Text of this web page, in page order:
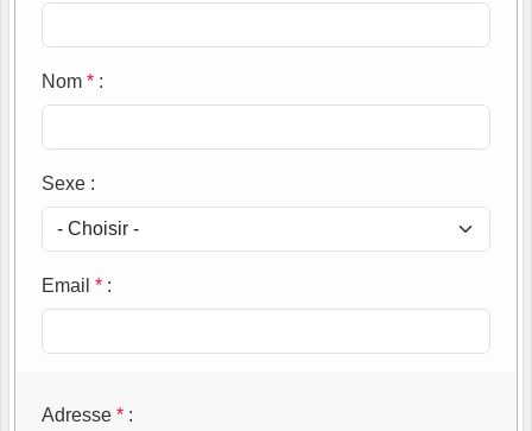
Nom * :
Sexe :
Email * :
Adresse * :